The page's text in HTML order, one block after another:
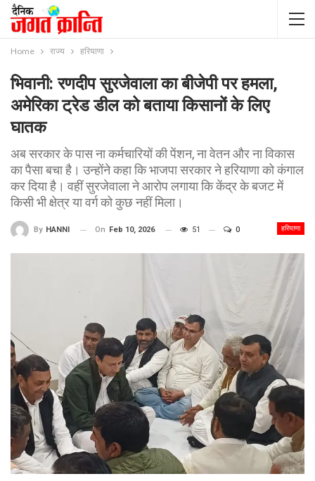
Home राज्य हरियाणा
भिवानी: रणदीप सुरजेवाला का बीजेपी पर हमला,
अमेरिका ट्रेड डील को बताया किसानों के लिए
घातक
अब सरकार के पास ना कर्मचारियों की पेंशन, ना वेतन और ना विकास
का पैसा बचा है। उन्होंने कहा कि भाजपा सरकार ने हरियाणा को कंगाल
कर दिया है। वहीं सुरजेवाला ने आरोप लगाया कि केंद्र के बजट में
किसी भी क्षेत्र या वर्ग को कुछ नहीं मिला।
हरियाणा
By HANNI On Feb 10, 2026 51 0